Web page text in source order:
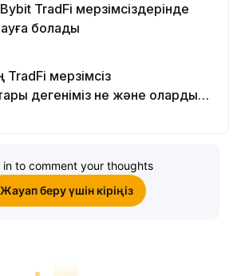
TradFi мерзімсіздерінде
болады
мерзімсіз
дегеніміз не және оларды
неге саудалау керек?
in to comment your thoughts
Жауап беру үшін кіріңіз